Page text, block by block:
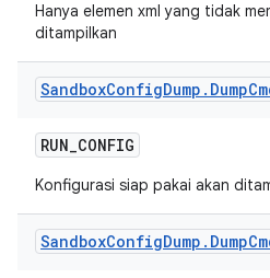
Hanya elemen xml yang tidak
ditampilkan
SandboxConfigDump . Dump
RUN_CONFIG
Konfigurasi siap pakai akan
SandboxConfigDump . Dump